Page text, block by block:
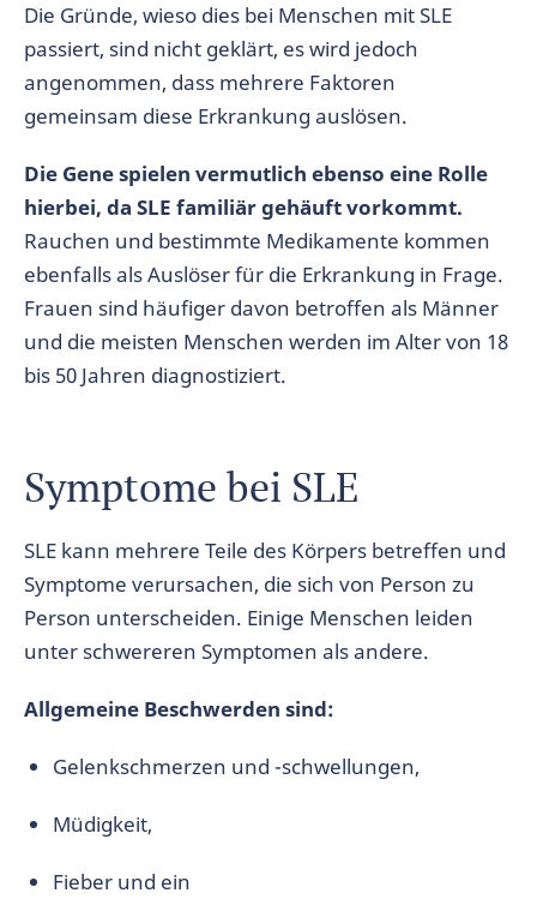
Die Gründe, wieso dies bei Menschen mit SLE
passiert, sind nicht geklärt, es wird jedoch
angenommen, dass mehrere Faktoren
gemeinsam diese Erkrankung auslösen.
Die Gene spielen vermutlich ebenso eine Rolle
hierbei, da SLE familiär gehäuft vorkommt.
Rauchen und bestimmte Medikamente kommen
ebenfalls als Auslöser für die Erkrankung in Frage.
Frauen sind häufiger davon betroffen als Männer
und die meisten Menschen werden im Alter von 18
bis 50 Jahren diagnostiziert.
Symptome bei SLE
SLE kann mehrere Teile des Körpers betreffen und
Symptome verursachen, die sich von Person zu
Person unterscheiden. Einige Menschen leiden
unter schwereren Symptomen als andere.
Allgemeine Beschwerden sind:
Gelenkschmerzen und -schwellungen,
Müdigkeit,
Fieber und ein